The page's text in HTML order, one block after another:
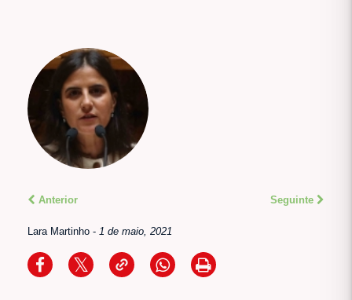
Anterior Seguinte
Lara Martinho - 1 de maio, 2021